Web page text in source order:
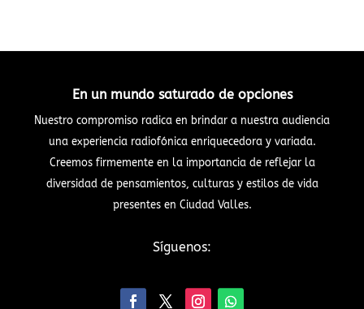
En un mundo saturado de opciones
Nuestro compromiso radica en brindar a nuestra audiencia
una experiencia radiofónica enriquecedora y variada.
Creemos firmemente en la importancia de reflejar la
diversidad de pensamientos, culturas y estilos de vida
presentes en Ciudad Valles.
Síguenos: